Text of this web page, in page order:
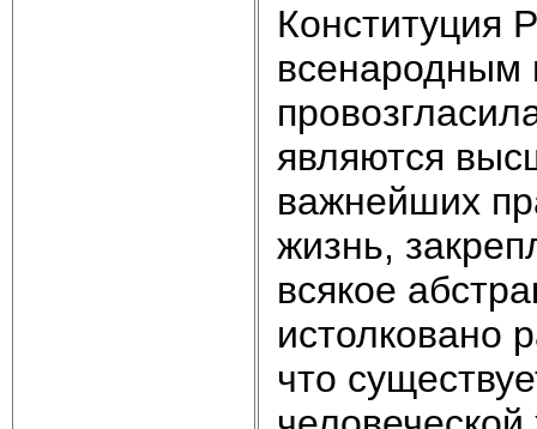
Конституция
всенародным
являются
важнейших
жизнь,
всякое
истолковано
что